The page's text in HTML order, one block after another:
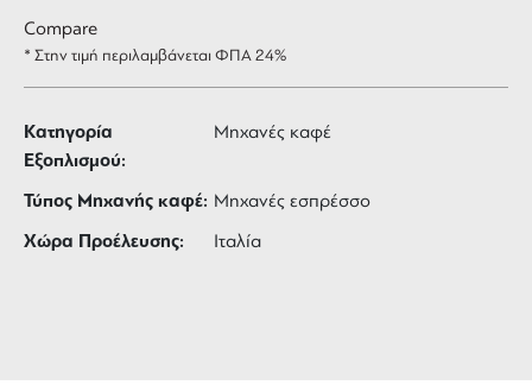
Compare
* Στην τιμή περιλαμβάνεται ΦΠΑ 24%
Κατηγορία
Εξοπλισμού:
Μηχανές καφέ
Τύπος Μηχανής καφέ: Μηχανές εσπρέσσο
Χώρα Προέλευσης: Ιταλία